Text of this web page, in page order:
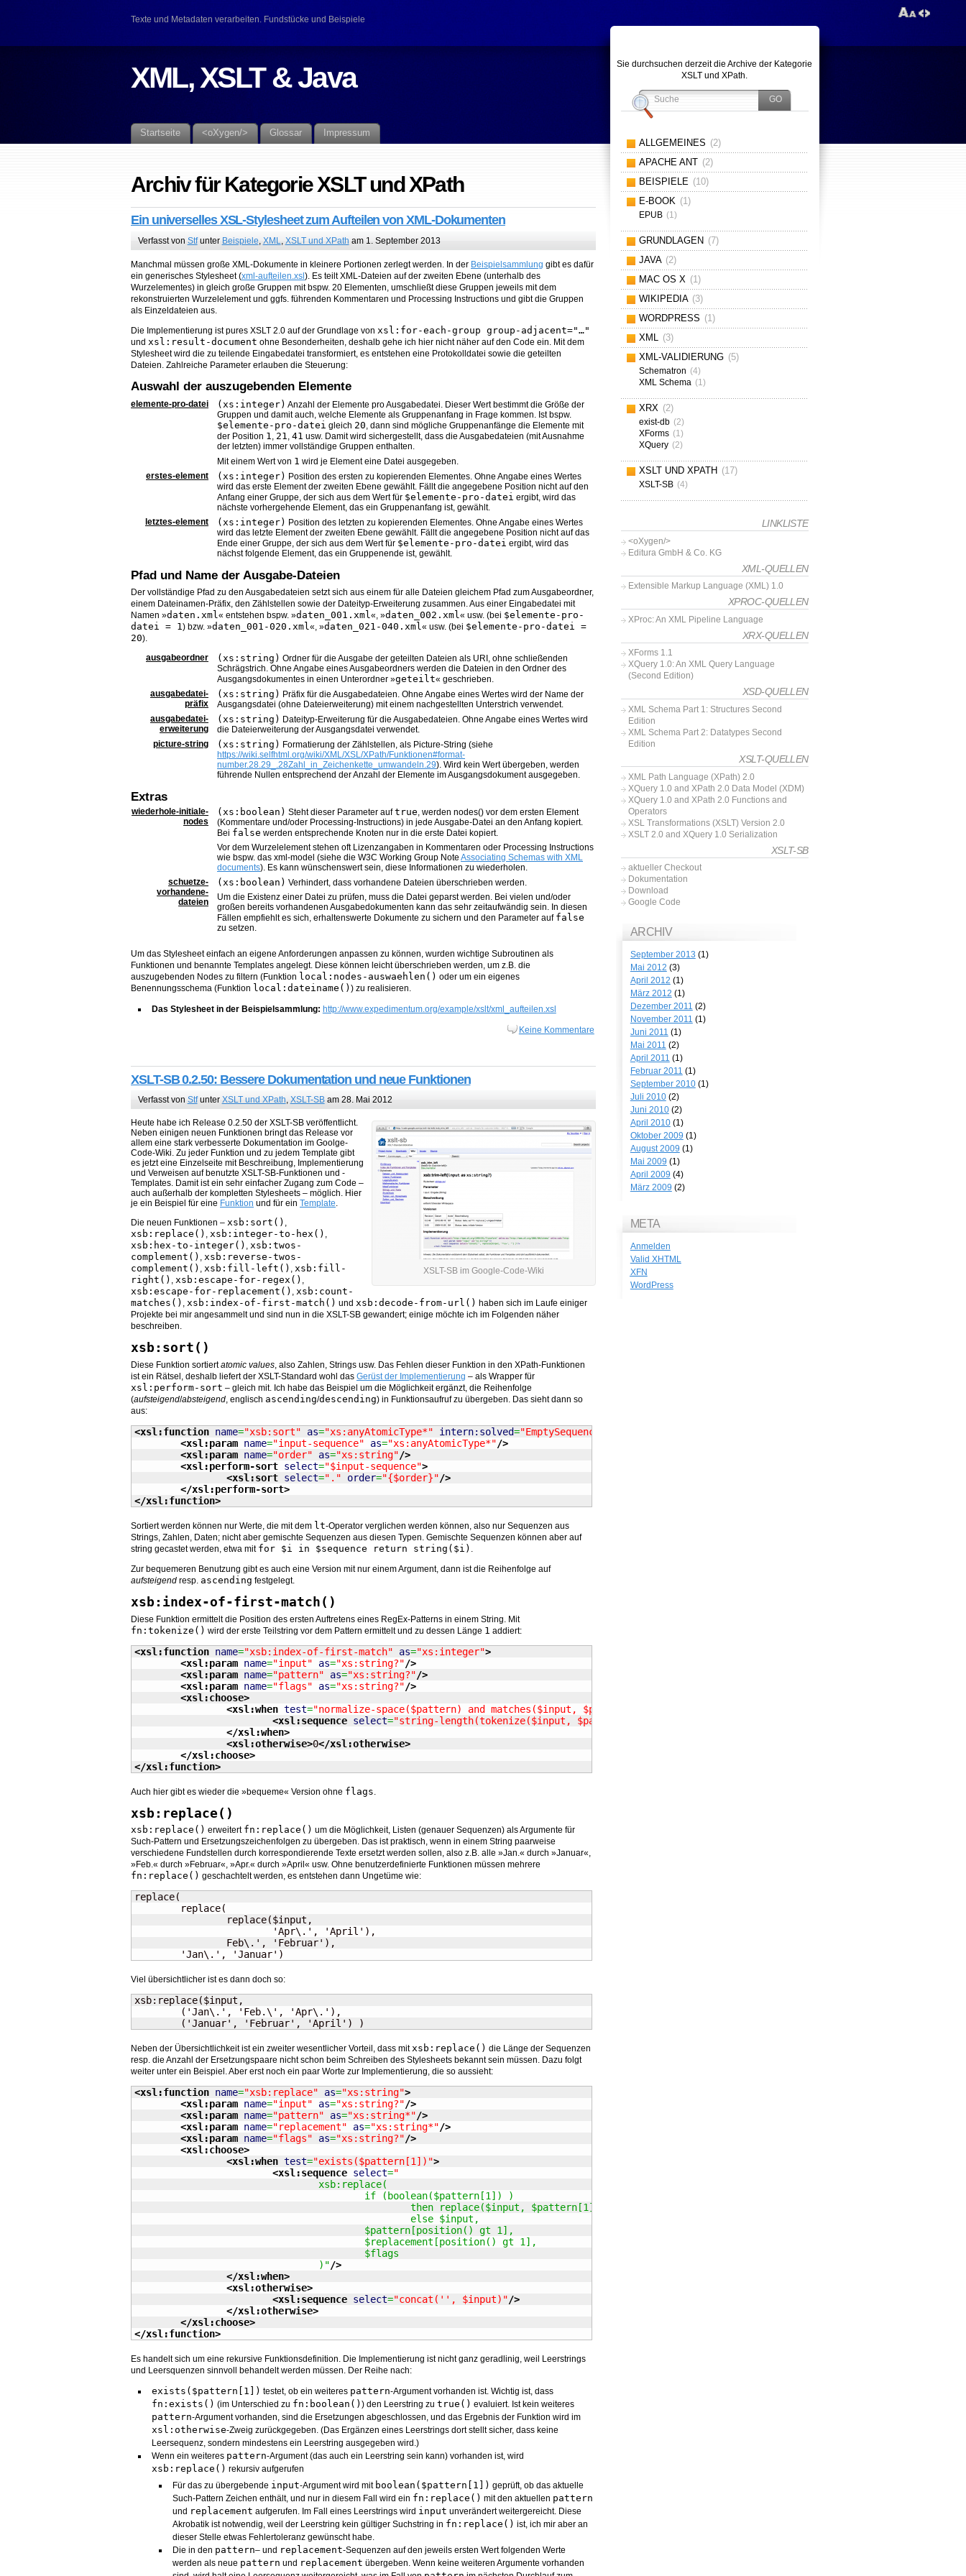
Texte und Metadaten verarbeiten. Fundstücke und Beispiele
XML, XSLT & Java
Startseite <oXygen/> Glossar Impressum
Archiv für Kategorie XSLT und XPath
Ein universelles XSL-Stylesheet zum Aufteilen von XML-Dokumenten
Verfasst von Stfunter Beispiele, XML XSLT und XPath am 1. September 2013
Manchmal müssen große XML-Dokumente in kleinere Portionen zerlegt werden. In der Beispielsammlung gibt es dafür
ein generisches Stylesheet (xml-aufteilen.xsl). Es teilt XML-Dateien auf der zweiten Ebene (unterhalb des
Wurzelementes) in gleich große Gruppen mit bspw. 20 Elementen, umschließt diese Gruppen jeweils mit dem
rekonstruierten Wurzelelement und ggfs. führenden Kommentaren und Processing Instructions und gibt die Gruppen
als Einzeldateien aus.
Die Implementierung ist pures XSLT 2.0 auf der Grundlage von xsl:for-each-group group-adjacent="…"
und xsl:result-document ohne Besonderheiten, deshalb gehe ich hier nicht näher auf den Code ein. Mit dem
Stylesheet wird die zu teilende Eingabedatei transformiert, es entstehen eine Protokolldatei sowie die geteilten
Dateien. Zahlreiche Parameter erlauben die Steuerung:
Auswahl der auszugebenden Elemente
elemente-pro-datei (xs:integer) Anzahl der Elemente pro Ausgabedatei. Dieser Wert bestimmt die Größe der
Gruppen und damit auch, welche Elemente als Gruppenanfang in Frage kommen. Ist bspw.
$elemente-pro-datei gleich 20 , dann sind mögliche Gruppenanfänge die Elemente mit
der Position 1 21 41 usw. Damit wird sichergestellt, dass die Ausgabedateien (mit Ausnahme
der letzten) immer vollständige Gruppen enthalten.
Mit einem Wert von 1 wird je Element eine Datei ausgegeben.
erstes-element
(xs:integer) Position des ersten zu kopierenden Elementes. Ohne Angabe eines Wertes
wird das erste Element der zweiten Ebene gewählt. Fällt die angegebene Position nicht auf den
Anfang einer Gruppe, der sich aus dem Wert für $elemente-pro-datei ergibt, wird das
nächste vorhergehende Element, das ein Gruppenanfang ist, gewählt.
letztes-element
(xs:integer) Position des letzten zu kopierenden Elementes. Ohne Angabe eines Wertes
wird das letzte Element der zweiten Ebene gewählt. Fällt die angegebene Position nicht auf das
Ende einer Gruppe, der sich aus dem Wert für $elemente-pro-datei ergibt, wird das
nächst folgende Element, das ein Gruppenende ist, gewählt.
Pfad und Name der Ausgabe-Dateien
Der vollständige Pfad zu den Ausgabedateien setzt sich aus einem für alle Dateien gleichem Pfad zum Ausgabeordner,
einem Dateinamen-Präfix, den Zählstellen sowie der Dateityp-Erweiterung zusammen. Aus einer Eingabedatei mit
Namen »daten.xml « entstehen bspw. »daten_001.xml «, »daten_002.xml « usw. (bei $elemente-pro-
datei = 1 ) bzw. »daten_001-020.xml «, »daten_021-040.xml « usw. (bei $elemente-pro-datei =
20).
ausgabeordner
(xs:string) Ordner für die Ausgabe der geteilten Dateien als URI, ohne schließenden
Schrägstrich. Ohne Angabe eines Ausgabeordners werden die Dateien in den Ordner des
Ausgangsdokumentes in einen Unterordner »geteilt« geschrieben.
ausgabedatei-
präfix
(xs:string) Präfix für die Ausgabedateien. Ohne Angabe eines Wertes wird der Name der
Ausgangsdatei (ohne Dateierweiterung) mit einem nachgestellten Unterstrich verwendet.
ausgabedatei-
erweiterung
(xs:string) Dateityp-Erweiterung für die Ausgabedateien. Ohne Angabe eines Wertes wird
die Dateierweiterung der Ausgangsdatei verwendet.
picture-string
(xs:string) Formatierung der Zählstellen, als Picture-String (siehe
https://wiki.selfhtml.org/wiki/XML/XSL/XPath/Funktionen#format-
number.28.29_.28Zahl_in_Zeichenkette_umwandeln.29). Wird kein Wert übergeben, werden
führende Nullen entsprechend der Anzahl der Elemente im Ausgangsdokument ausgegeben.
Extras
wiederhole-initiale-
nodes
(xs:boolean) Steht dieser Parameter auftrue, werden nodes() vor dem ersten Element
(Kommentare und/oder Processing-Instructions) in jede Ausgabe-Datei an den Anfang kopiert.
Bei false werden entsprechende Knoten nur in die erste Datei kopiert.
Vor dem Wurzelelement stehen oft Lizenzangaben in Kommentaren oder Processing Instructions
wie bspw. das xml-model (siehe die W3C Working Group Note Associating Schemas with XML
documents). Es kann wünschenswert sein, diese Informationen zu wiederholen.
schuetze-
vorhandene-
dateien
(xs:boolean) Verhindert, dass vorhandene Dateien überschrieben werden.
Um die Existenz einer Datei zu prüfen, muss die Datei geparst werden. Bei vielen und/oder
großen bereits vorhandenen Ausgabedokumenten kann das sehr zeitaufwändig sein. In diesen
Fällen empfiehlt es sich, erhaltenswerte Dokumente zu sichern und den Parameter auf false
zu setzen.
Um das Stylesheet einfach an eigene Anforderungen anpassen zu können, wurden wichtige Subroutinen als
Funktionen und benannte Templates angelegt. Diese können leicht überschrieben werden, um z.B. die
auszugebenden Nodes zu filtern (Funktion local:nodes-auswaehlen() oder um ein eigenes
Benennungsschema (Funktion local:dateiname() ) zu realisieren.
Das Stylesheet in der Beispielsammlung: http://www.expedimentum.org/example/xslt/xml_aufteilen.xsl
Keine Kommentare
XSLT-SB 0.2.50: Bessere Dokumentation und neue Funktionen
Verfasst von Stfunter XSLT und XPath, XSLT-SBam 28. Mai 2012
XSLT-SB im Google-Code-Wiki
Heute habe ich Release 0.2.50 der XSLT-SB veröffentlicht.
Neben einigen neuen Funktionen bringt das Release vor
allem eine stark verbesserte Dokumentation im Goolge-
Code-Wiki. Zu jeder Funktion und zu jedem Template gibt
es jetzt eine Einzelseite mit Beschreibung, Implementierung
und Verweisen auf benutzte XSLT-SB-Funktionen und -
Templates. Damit ist ein sehr einfacher Zugang zum Code –
auch außerhalb der kompletten Stylesheets – möglich. Hier
je ein Beispiel für eine Funktion und für ein Template.
Die neuen Funktionen – xsb:sort() ,
xsb:replace() , xsb:integer-to-hex() ,
xsb:hex-to-integer() , xsb:twos-
complement() , xsb:reverse-twos-
complement() , xsb:fill-left() , xsb:fill-
right() , xsb:escape-for-regex() ,
xsb:escape-for-replacement() , xsb:count-
matches() , xsb:index-of-first-match() und xsb:decode-from-url() haben sich im Laufe einiger
Projekte bei mir angesammelt und sind nun in die XSLT-SB gewandert; einige möchte ich im Folgenden näher
beschreiben.
xsb:sort()
Diese Funktion sortiertatomic values, also Zahlen, Strings usw. Das Fehlen dieser Funktion in den XPath-Funktionen
ist ein Rätsel, deshalb liefert der XSLT-Standard wohl das Gerüst der Implementierung – als Wrapper für
xsl:perform-sort – gleich mit. Ich habe das Beispiel um die Möglichkeit ergänzt, die Reihenfolge
(aufsteigend/absteigend, englisch ascending/descending) in Funktionsaufruf zu übergeben. Das sieht dann so
aus:
<xsl:function name="xsb:sort" as="xs:anyAtomicType*" intern:solved="EmptySequenceAllowed"
<xsl:param name="input-sequence" as="xs:anyAtomicType*"/>
<xsl:param name="order" as="xs:string"/>
<xsl:perform-sort select="$input-sequence">
<xsl:sort select="." order="{$order}"/>
</xsl:perform-sort>
</xsl:function>
Sortiert werden können nur Werte, die mit dem lt-Operator verglichen werden können, also nur Sequenzen aus
Strings, Zahlen, Daten; nicht aber gemischte Sequenzen aus diesen Typen. Gemischte Sequenzen können aber auf
string gecastet werden, etwa mit for $i in $sequence return string($i) .
Zur bequemeren Benutzung gibt es auch eine Version mit nur einem Argument, dann ist die Reihenfolge auf
aufsteigend resp. ascending festgelegt.
xsb:index-of-first-match()
Diese Funktion ermittelt die Position des ersten Auftretens eines RegEx-Patterns in einem String. Mit
fn:tokenize() wird der erste Teilstring vor dem Pattern ermittelt und zu dessen Länge 1 addiert:
<xsl:function name="xsb:index-of-first-match" as="xs:integer">
<xsl:param name="input" as="xs:string?"/>
<xsl:param name="pattern" as="xs:string?"/>
<xsl:param name="flags" as="xs:string?"/>
<xsl:choose>
<xsl:when test="normalize-space($pattern) and matches($input, $pattern, $flags)"
<xsl:sequence select="string-length(tokenize($input, $pattern, $flags)[1]) + 1"
</xsl:when>
<xsl:otherwise>0</xsl:otherwise>
</xsl:choose>
</xsl:function>
Auch hier gibt es wieder die »bequeme« Version ohne flags
xsb:replace()
xsb:replace() erweitert fn:replace() um die Möglichkeit, Listen (genauer Sequenzen) als Argumente für
Such-Pattern und Ersetzungszeichenfolgen zu übergeben. Das ist praktisch, wenn in einem String paarweise
verschiedene Fundstellen durch korrespondierende Texte ersetzt werden sollen, also z.B. alle »Jan.« durch »Januar«,
»Feb.« durch »Februar«, »Apr.« durch »April« usw. Ohne benutzerdefinierte Funktionen müssen mehrere
fn:replace() geschachtelt werden, es entstehen dann Ungetüme wie:
replace(
	'Jan\.', 'Januar')
Viel übersichtlicher ist es dann doch so:
xsb:replace($input,
	('Januar', 'Februar', 'April') )
Neben der Übersichtlichkeit ist ein zweiter wesentlicher Vorteil, dass mitxsb:replace() die Länge der Sequenzen
resp. die Anzahl der Ersetzungspaare nicht schon beim Schreiben des Stylesheets bekannt sein müssen. Dazu folgt
weiter unter ein Beispiel. Aber erst noch ein paar Worte zur Implementierung, die so aussieht:
<xsl:function name="xsb:replace" as="xs:string">
<xsl:param name="input" as="xs:string?"/>
<xsl:param name="pattern" as="xs:string*"/>
<xsl:param name="replacement" as="xs:string*"/>
<xsl:param name="flags" as="xs:string?"/>
<xsl:choose>
<xsl:when test="exists($pattern[1])">
<xsl:sequence select="
				xsb:replace(
					if (boolean($pattern[1]) )
						then replace($input, $pattern[1], string($replacement[1]), $flags)
						else $input,
					$pattern[position() gt 1],
					$replacement[position() gt 1],
					$flags
				)"
/>
</xsl:when>
<xsl:otherwise>
<xsl:sequence select="concat('', $input)"/>
</xsl:otherwise>
</xsl:choose>
</xsl:function>
Es handelt sich um eine rekursive Funktionsdefinition. Die Implementierung ist nicht ganz geradlinig, weil Leerstrings
und Leersquenzen sinnvoll behandelt werden müssen. Der Reihe nach:
exists($pattern[1]) testet, ob ein weiteres pattern-Argument vorhanden ist. Wichtig ist, dass
fn:exists() (im Unterschied zu fn:boolean() ) den Leerstring zu true() evaluiert. Ist kein weiteres
pattern-Argument vorhanden, sind die Ersetzungen abgeschlossen, und das Ergebnis der Funktion wird im
xsl:otherwise-Zweig zurückgegeben. (Das Ergänzen eines Leerstrings dort stellt sicher, dass keine
Leersequenz, sondern mindestens ein Leerstring ausgegeben wird.)
Wenn ein weiteres pattern-Argument (das auch ein Leerstring sein kann) vorhanden ist, wird
xsb:replace() rekursiv aufgerufen
Für das zu übergebende input-Argument wird mit boolean($pattern[1]) geprüft, ob das aktuelle
Such-Pattern Zeichen enthält, und nur in diesem Fall wird ein fn:replace() mit den aktuellen pattern
und replacement aufgerufen. Im Fall eines Leerstrings wird input unverändert weitergereicht. Diese
Akrobatik ist notwendig, weil der Leerstring kein gültiger Suchstring in fn:replace() ist, ich mir aber an
dieser Stelle etwas Fehlertoleranz gewünscht habe.
Die in den pattern– und replacement-Sequenzen auf den jeweils ersten Wert folgenden Werte
werden als neue pattern und replacement übergeben. Wenn keine weiteren Argumente vorhanden
Sie durchsuchen derzeit die Archive der Kategorie
XSLT und XPath.
ALLGEMEINES (2)
APACHE ANT (2)
BEISPIELE (10)
E-BOOK (1)
EPUB (1)
GRUNDLAGEN (7)
JAVA (2)
MAC OS X (1)
WIKIPEDIA (3)
WORDPRESS (1)
XML (3)
XML-VALIDIERUNG (5)
Schematron (4)
XML Schema (1)
XRX (2)
exist-db (2)
XForms (1)
XQuery (2)
XSLT UND XPATH (17)
XSLT-SB (4)
LINKLISTE
<oXygen/>
Editura GmbH & Co. KG
XML-QUELLEN
Extensible Markup Language (XML) 1.0
XPROC-QUELLEN
XProc: An XML Pipeline Language
XRX-QUELLEN
XForms 1.1
XQuery 1.0: An XML Query Language
(Second Edition)
XSD-QUELLEN
XML Schema Part 1: Structures Second
Edition
XML Schema Part 2: Datatypes Second
Edition
XSLT-QUELLEN
XML Path Language (XPath) 2.0
XQuery 1.0 and XPath 2.0 Data Model (XDM)
XQuery 1.0 and XPath 2.0 Functions and
Operators
XSL Transformations (XSLT) Version 2.0
XSLT 2.0 and XQuery 1.0 Serialization
XSLT-SB
aktueller Checkout
Dokumentation
Download
Google Code
ARCHIV
September 2013 (1)
Mai 2012 (3)
April 2012 (1)
März 2012 (1)
Dezember 2011 (2)
November 2011 (1)
Juni 2011 (1)
Mai 2011 (2)
April 2011 (1)
Februar 2011 (1)
September 2010(1)
Juli 2010(2)
Juni 2010(2)
April 2010(1)
Oktober 2009 (1)
August 2009 (1)
Mai 2009 (1)
April 2009 (4)
März 2009 (2)
META
Anmelden
Valid XHTML
XFN
WordPress